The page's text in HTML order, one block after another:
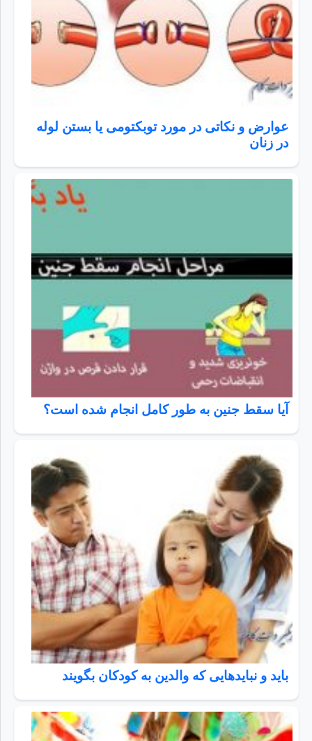
عوارض و نکاتی در مورد توبکتومی یا بستن لوله
در زنان
آیا سقط جنین به طور کامل انجام شده است؟
باید و نبایدهایی که والدین به کودکان بگویند